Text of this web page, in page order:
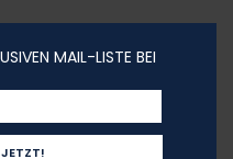
MAIL-LISTE BEI